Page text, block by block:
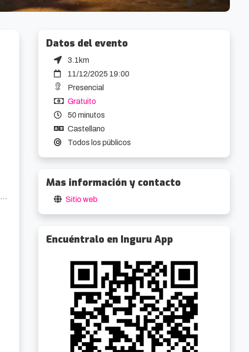
Datos del evento
3.1km
11/12/2025 19:00
Presencial
Gratuito
50 minutos
Castellano
Todos los públicos
Mas información y contacto
Sitio web
Encuéntralo en Inguru App